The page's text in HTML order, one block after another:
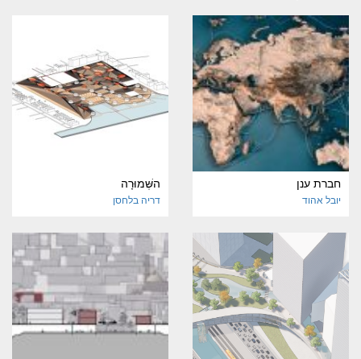
חברת ענן
יובל אהוד
השְּׁמוּרָה
דריה בלחסן